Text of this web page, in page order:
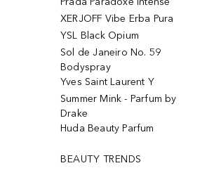
XERJOFF Vibe Erba Pura
YSL Black Opium
Sol de Janeiro No. 59
Bodyspray
Yves Saint Laurent Y
Summer Mink - Parfum by
Drake
Huda Beauty Parfum
BEAUTY TRENDS